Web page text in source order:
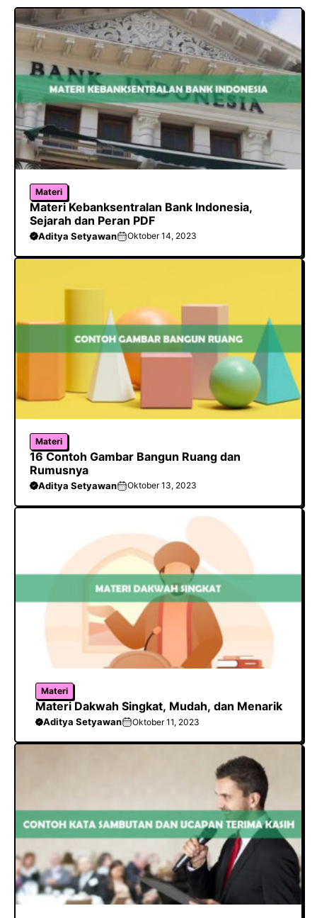
o
o
k
A
p
p
a
m
Materi
Materi Kebanksentralan Bank Indonesia,
Sejarah dan Peran PDF
Aditya Setyawan Oktober 14, 2023
Materi
16 Contoh Gambar Bangun Ruang dan
Rumusnya
Aditya Setyawan Oktober 13, 2023
Materi
Materi Dakwah Singkat, Mudah, dan Menarik
Aditya Setyawan Oktober 11, 2023